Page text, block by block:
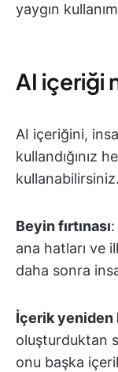
yaygın
AI içeriği
AI içeriğini,
kullandığınız
Beyin fırtınası
ana hatları ve
daha sonra
İçerik yeniden
oluşturduktan
onu başka